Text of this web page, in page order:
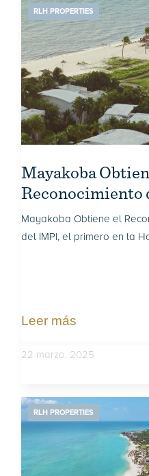
RLH PROPERTIES
Mayakoba
Reconocimiento
del IMPI, el
Hospitalidad
Mayakoba Obtiene el
del IMPI, el primero en la
Leer más
22 marzo, 2025
RLH PROPERTIES